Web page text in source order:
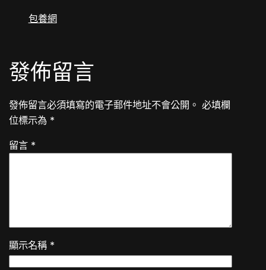
包養網
發佈留言
發佈留言必須填寫的電子郵件地址不會公開。 必填欄
位標示為 *
留言 *
顯示名稱 *